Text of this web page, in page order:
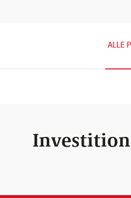
ALLE